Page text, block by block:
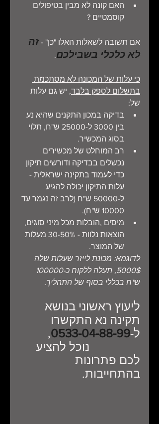
האם קונה לא מבין בטיפולים
קוסמטיים ?
אם תשובה לשאלות האלו "כן" - זה
לא כלכלי בשבילכם.
כי עלות של המכונה לא מסתכמת
בתשלום לספק בלבד, יש גם עלות
של:
בדיקה במכון התקנים שהיא נע
בין 3000 ל-25000 ש"ח, תלוי
בסוג המכשיר.
רב המוחלט של מכשירים
נכשלים בבדיקה ודורשים תיקון
כדי לעמוד בתקינה ישראלית -
עלות התיקון יכולה להגיע
ל-50000 ש"ח (לרב זה נגמר עד
10000 ש"ח).
מיסים ,הובלות מכל מיני סוגים,
הוצאות נלוות - 30-50% מעלות
של המוצר.
לדוגמא: מכונת לייזר שעלות שלה
ש"ח בכללי בסוף של התהליך.
ליעוץ ראשוני בנושא
תקינה נא התקשרו
ל-0533-04-88-99
,
                 נוכל להציע
לכם פתרונות
בהתחייבות.